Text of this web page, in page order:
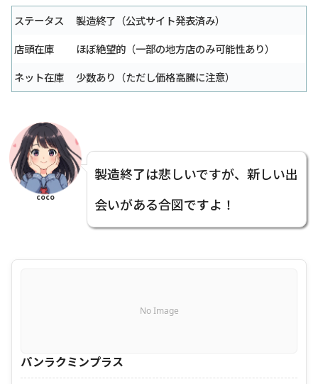
ステータス
製造終了（公式サイト発表済み）
店頭在庫
ほぼ絶望的（一部の地方店のみ可能性あり）
ネット在庫
少数あり（ただし価格高騰に注意）
coco
製造終了は悲しいですが、新しい出
会いがある合図ですよ！
No Image
パンラクミンプラス